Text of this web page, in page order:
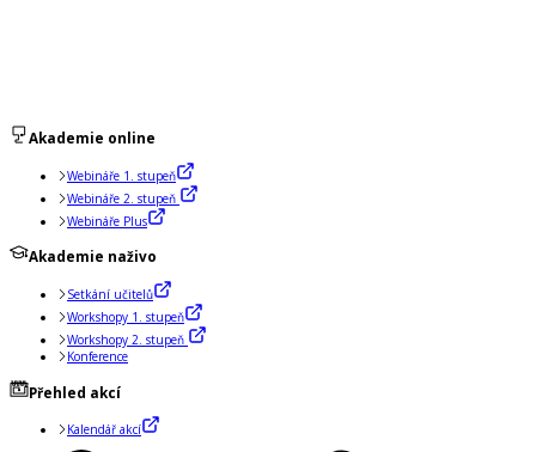
Akademie online
Webináře 1. stupeň
Webináře 2. stupeň
Webináře Plus
Akademie naživo
Setkání učitelů
Workshopy 1. stupeň
Workshopy 2. stupeň
Konference
Přehled akcí
Kalendář akcí